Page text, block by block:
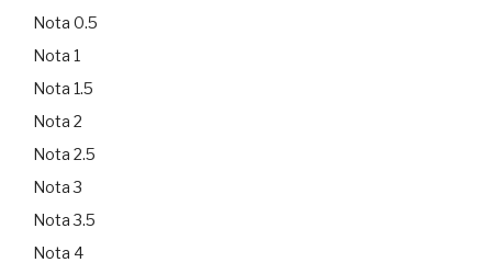
Nota 0.5
Nota 1
Nota 1.5
Nota 2
Nota 2.5
Nota 3
Nota 3.5
Nota 4